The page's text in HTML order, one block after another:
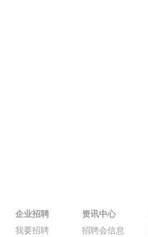
企业招聘
我要招聘
资讯中心
招聘会信息